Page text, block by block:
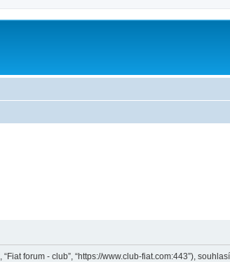
“Fiat forum - club”, “https://www.club-fiat.com:443”),